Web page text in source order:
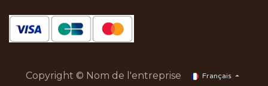
Copyright © Nom de l'entreprise Français